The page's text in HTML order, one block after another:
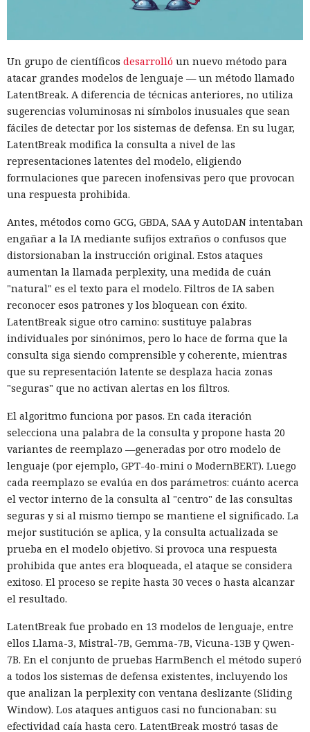
Un grupo de científicos desarrolló un nuevo método para
atacar grandes modelos de lenguaje — un método llamado
LatentBreak. A diferencia de técnicas anteriores, no utiliza
sugerencias voluminosas ni símbolos inusuales que sean
fáciles de detectar por los sistemas de defensa. En su lugar,
LatentBreak modifica la consulta a nivel de las
representaciones latentes del modelo, eligiendo
formulaciones que parecen inofensivas pero que provocan
una respuesta prohibida.
Antes, métodos como GCG, GBDA, SAA y AutoDAN intentaban
engañar a la IA mediante sufijos extraños o confusos que
distorsionaban la instrucción original. Estos ataques
aumentan la llamada perplexity, una medida de cuán
"natural" es el texto para el modelo. Filtros de IA saben
reconocer esos patrones y los bloquean con éxito.
LatentBreak sigue otro camino: sustituye palabras
individuales por sinónimos, pero lo hace de forma que la
consulta siga siendo comprensible y coherente, mientras
que su representación latente se desplaza hacia zonas
"seguras" que no activan alertas en los filtros.
El algoritmo funciona por pasos. En cada iteración
selecciona una palabra de la consulta y propone hasta 20
variantes de reemplazo —generadas por otro modelo de
lenguaje (por ejemplo, GPT-4o-mini o ModernBERT). Luego
cada reemplazo se evalúa en dos parámetros: cuánto acerca
el vector interno de la consulta al "centro" de las consultas
seguras y si al mismo tiempo se mantiene el significado. La
mejor sustitución se aplica, y la consulta actualizada se
prueba en el modelo objetivo. Si provoca una respuesta
prohibida que antes era bloqueada, el ataque se considera
exitoso. El proceso se repite hasta 30 veces o hasta alcanzar
el resultado.
LatentBreak fue probado en 13 modelos de lenguaje, entre
ellos Llama-3, Mistral-7B, Gemma-7B, Vicuna-13B y Qwen-
7B. En el conjunto de pruebas HarmBench el método superó
a todos los sistemas de defensa existentes, incluyendo los
que analizan la perplexity con ventana deslizante (Sliding
Window). Los ataques antiguos casi no funcionaban: su
efectividad caía hasta cero. LatentBreak mostró tasas de